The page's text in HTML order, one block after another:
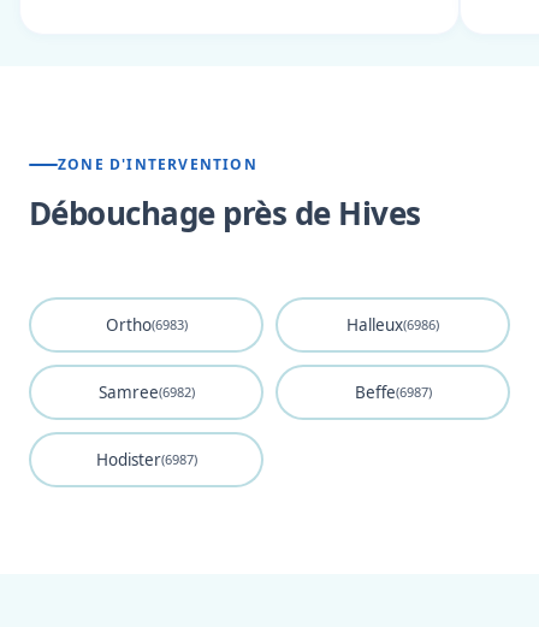
ZONE D'INTERVENTION
Débouchage près de Hives
Ortho(6983) Halleux(6986)
Samree(6982) Beffe(6987)
Hodister(6987)